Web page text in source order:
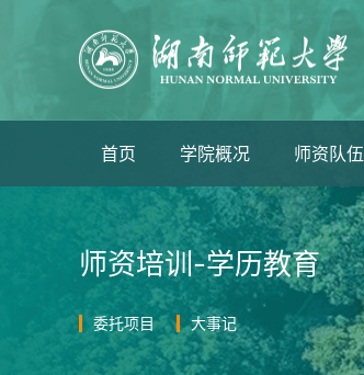
首页 学院概况
学院简介
管理队伍
制度汇编
师资队伍
教授
副教授
讲师
师资培训-学历教育
委托项目 大事记